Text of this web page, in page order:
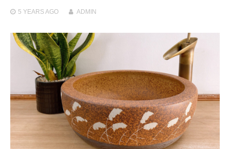
5 YEARSAGO ADMIN